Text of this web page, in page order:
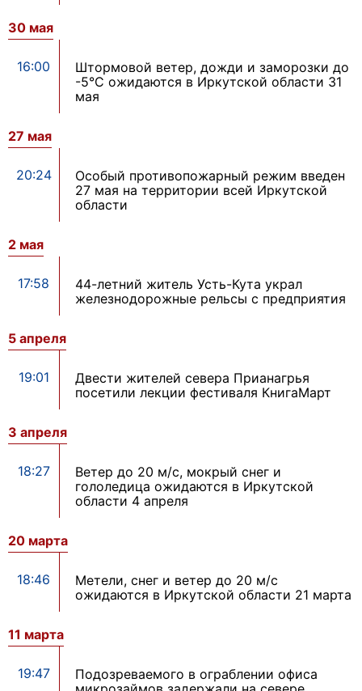
30 мая
16:00
Штормовой ветер, дожди и заморозки до
-5°С ожидаются в Иркутской области 31
мая
27 мая
20:24
Особый противопожарный режим введен
27 мая на территории всей Иркутской
области
2 мая
17:58
44-летний житель Усть-Кута украл
железнодорожные рельсы с предприятия
5 апреля
19:01
Двести жителей севера Прианагрья
посетили лекции фестиваля КнигаМарт
3 апреля
18:27
Ветер до 20 м/с, мокрый снег и
гололедица ожидаются в Иркутской
области 4 апреля
20 марта
18:46
Метели, снег и ветер до 20 м/с
ожидаются в Иркутской области 21 марта
11 марта
19:47
Подозреваемого в ограблении офиса